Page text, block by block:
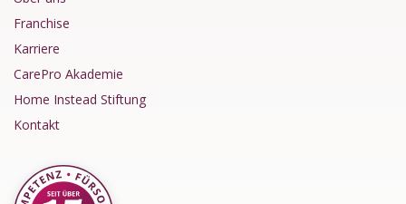
Franchise
Karriere
CarePro Akademie
Home Instead Stiftung
Kontakt